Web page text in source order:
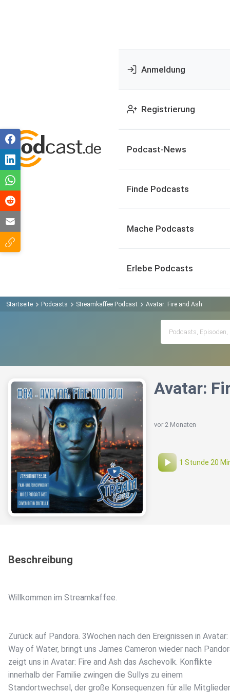
Anmeldung
Registrierung
Podcast-News
Finde Podcasts
Mache Podcasts
Erlebe Podcasts
Startseite Podcasts Streamkaffee Podcast Avatar: Fire and Ash
Avatar:
vor 2 Monaten
1 Stunde 20
Beschreibung
Willkommen im Streamkaffee.
Zurück auf Pandora. 3Wochen nach den Ereignissen in Avatar:
Way of Water, bringt uns James Cameron wieder nach
zeigt uns in Avatar: Fire and Ash das Aschevolk. Konflikte
innerhalb der Familie zwingen die Sullys zu einem
Standortwechsel, der große Konsequenzen für alle